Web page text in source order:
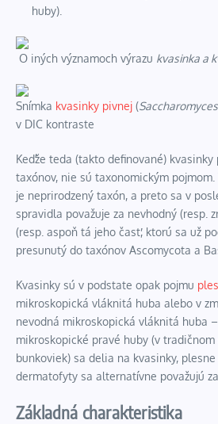
huby).
O iných významoch výrazu kvasinka a
Snímka kvasinky pivnej (
v DIC kontraste
Keďže teda (takto definované)
taxónov, nie sú taxonomickým
je neprirodzený taxón, a preto sa v
spravidla považuje za nevhodný (resp.
(resp. aspoň tá jeho časť, ktorú sa už
presunutý do taxónov Ascomycota a
Kvasinky sú v podstate opak pojmu
mikroskopická vláknitá huba alebo v
nevodná mikroskopická vláknitá huba
mikroskopické pravé huby (v tradičnom
bunkoviek) sa delia na kvasinky, plesne
dermatofyty sa alternatívne považujú
Základná charakteristika